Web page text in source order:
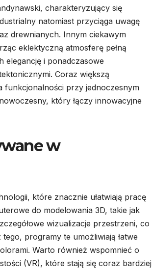
charakteryzujący się
natomiast przyciąga uwagę
drewnianych. Innym ciekawym
eklektyczną atmosferę pełną
elegancję i ponadczasowe
Coraz większą
funkcjonalności przy jednoczesnym
który łączy innowacyjne
w
które znacznie ułatwiają pracę
do modelowania 3D, takie jak
wizualizacje przestrzeni, co
programy te umożliwiają łatwe
Warto również wspomnieć o
(VR), które stają się coraz bardziej